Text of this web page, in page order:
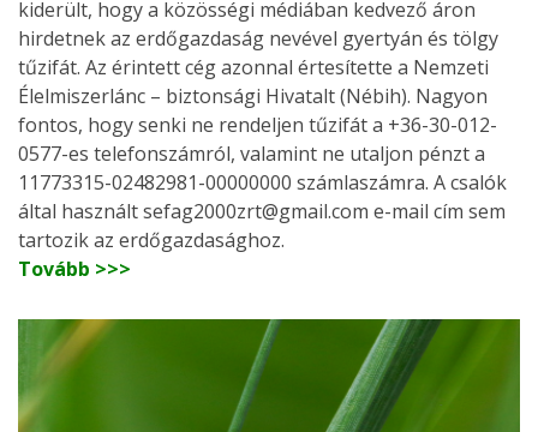
kiderült, hogy a közösségi médiában kedvező áron
hirdetnek az erdőgazdaság nevével gyertyán és tölgy
tűzifát. Az érintett cég azonnal értesítette a Nemzeti
Élelmiszerlánc – biztonsági Hivatalt (Nébih). Nagyon
fontos, hogy senki ne rendeljen tűzifát a +36-30-012-
0577-es telefonszámról, valamint ne utaljon pénzt a
11773315-02482981-00000000 számlaszámra. A csalók
által használt sefag2000zrt@gmail.com e-mail cím sem
tartozik az erdőgazdasághoz.
Tovább >>>